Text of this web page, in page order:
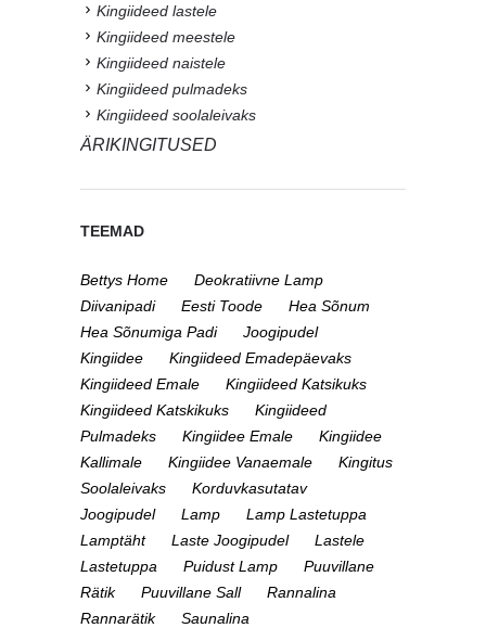
Kingiideed lastele
Kingiideed meestele
Kingiideed naistele
Kingiideed pulmadeks
Kingiideed soolaleivaks
ÄRIKINGITUSED
TEEMAD
Bettys Home
Deokratiivne Lamp
Diivanipadi
Eesti Toode
Hea Sõnum
Hea Sõnumiga Padi
Joogipudel
Kingiidee
Kingiideed Emadepäevaks
Kingiideed Emale
Kingiideed Katsikuks
Kingiideed Katskikuks
Kingiideed
Pulmadeks
Kingiidee Emale
Kingiidee
Kallimale
Kingiidee Vanaemale
Kingitus
Soolaleivaks
Korduvkasutatav
Joogipudel
Lamp
Lamp Lastetuppa
Lamptäht
Laste Joogipudel
Lastele
Lastetuppa
Puidust Lamp
Puuvillane
Rätik
Puuvillane Sall
Rannalina
Rannarätik
Saunalina